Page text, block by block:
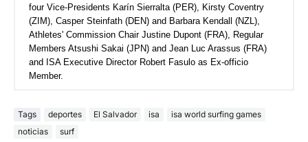
four Vice-Presidents Karín Sierralta (PER), Kirsty Coventry
(ZIM), Casper Steinfath (DEN) and Barbara Kendall (NZL),
Athletes' Commission Chair Justine Dupont (FRA), Regular
Members Atsushi Sakai (JPN) and Jean Luc Arassus (FRA)
and ISA Executive Director Robert Fasulo as Ex-officio
Member.
Tags deportes El Salvador isa
isa world surfing games
noticias
surf